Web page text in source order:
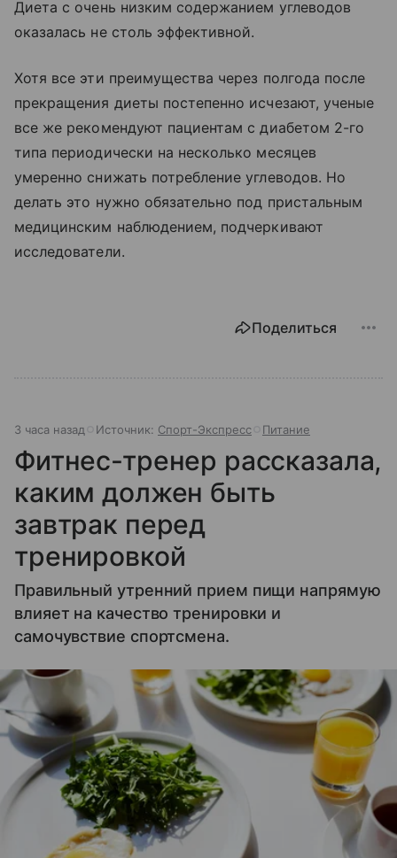
Диета с очень низким содержанием углеводов
оказалась не столь эффективной.
Хотя все эти преимущества через полгода после
прекращения диеты постепенно исчезают, ученые
все же рекомендуют пациентам с диабетом 2-го
типа периодически на несколько месяцев
умеренно снижать потребление углеводов. Но
делать это нужно обязательно под пристальным
медицинским наблюдением, подчеркивают
исследователи.
Поделиться
3 часа назад Источник: Спорт-Экспресс Питание
Фитнес-тренер рассказала,
каким должен быть
завтрак перед
тренировкой
Правильный утренний прием пищи напрямую
влияет на качество тренировки и
самочувствие спортсмена.